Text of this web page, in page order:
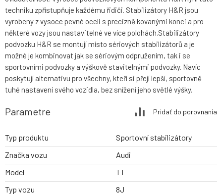
techniku zpřístupňuje každému řidiči. Stabilizátory H&R jsou
vyrobeny z vysoce pevné oceli s precizně kovanými konci a pro
některé vozy jsou nastavitelné ve více polohách.Stabilizátory
podvozku H&R se montují místo sériových stabilizátorů a je
možné je kombinovat jak se sériovým odpružením, tak i se
sportovními podvozky a výškově stavitelnými podvozky. Navíc
poskytují alternativu pro všechny, kteří si přejí lepší, sportovně
tuhé nastavení svého vozidla, bez snížení jeho světlé výšky.
Parametre Pridať do porovnania
Typ produktu
Sportovní stabilizátory
Značka vozu
Audi
Model
TT
Typ vozu
8J